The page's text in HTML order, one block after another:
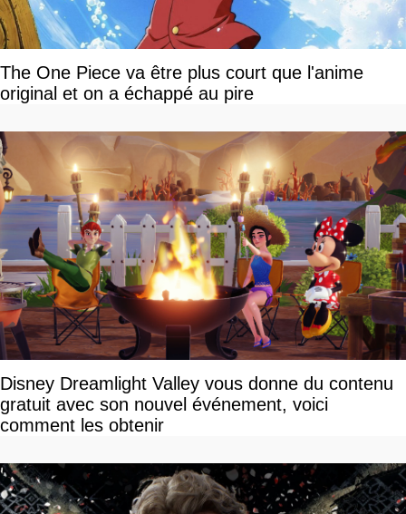
The One Piece va être plus court que l'anime
original et on a échappé au pire
Disney Dreamlight Valley vous donne du contenu
gratuit avec son nouvel événement, voici
comment les obtenir